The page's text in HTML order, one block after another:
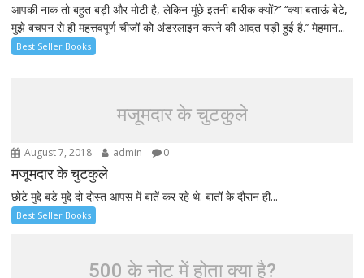
आपकी नाक तो बहुत बड़ी और मोटी है, लेकिन मूंछे इतनी बारीक क्यों?’’ ‘‘क्या बताऊं बेटे,
मुझे बचपन से ही महत्तवपूर्ण चीजों को अंडरलाइन करने की आदत पड़ी हुई है.’’ मेहमान...
Best Seller Books
मजूमदार के चुटकुले
August 7, 2018 admin 0
मजूमदार के चुटकुले
छोटे मुद्दे बड़े मुद्दे दो दोस्त आपस में बातें कर रहे थे. बातों के दौरान ही...
Best Seller Books
500 के नोट में होता क्या है?